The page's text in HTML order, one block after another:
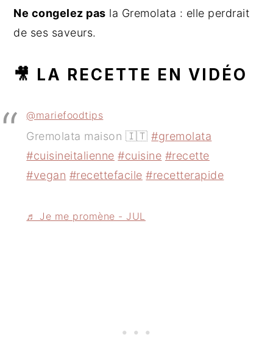
Ne congelez pas la Gremolata : elle perdrait
de ses saveurs.
🎥 LA RECETTE EN VIDÉO
@mariefoodtips
Gremolata maison 🇮🇹#gremolata
#cuisineitalienne #cuisine #recette
#vegan #recettefacile #recetterapide
♬ Je me promène - JUL